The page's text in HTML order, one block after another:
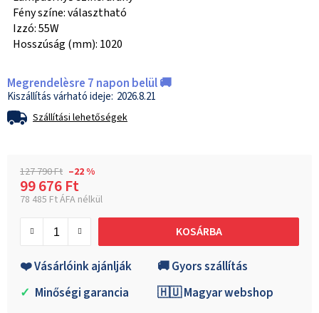
Fény színe: választható
Izzó: 55W
Hosszúság (mm): 1020
Megrendelèsre 7 napon belül 🚚
2026.8.21
Szállítási lehetőségek
127 790 Ft –22 %
99 676 Ft
78 485 Ft ÁFA nélkül
KOSÁRBA
❤️ Vásárlóink ajánlják
🚚 Gyors szállítás
✓ Minőségi garancia 🇭🇺 Magyar webshop